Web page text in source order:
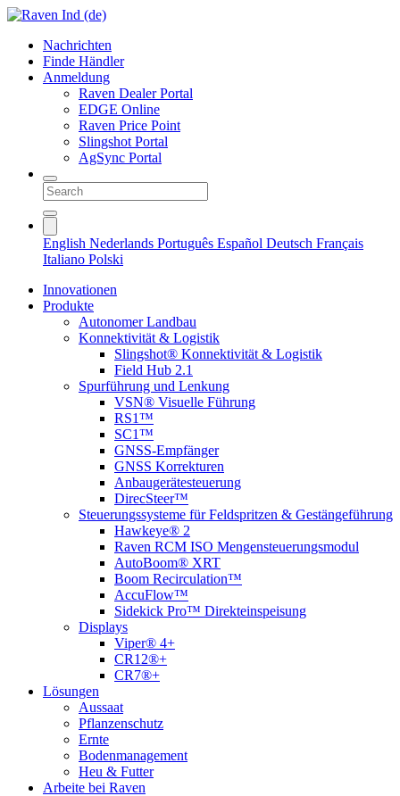
Nachrichten
Finde Händler
Anmeldung
Raven Dealer Portal
EDGE Online
Raven Price Point
Slingshot Portal
AgSync Portal
English Nederlands Português Español Deutsch Français
Italiano Polski
Innovationen
Produkte
Autonomer Landbau
Konnektivität & Logistik
Slingshot® Konnektivität & Logistik
Field Hub 2.1
Spurführung und Lenkung
VSN® Visuelle Führung
RS1™
SC1™
GNSS-Empfänger
GNSS Korrekturen
Anbaugerätesteuerung
DirecSteer™
Steuerungssysteme für Feldspritzen & Gestängeführung
Hawkeye® 2
Raven RCM ISO Mengensteuerungsmodul
AutoBoom® XRT
Boom Recirculation™
AccuFlow™
Sidekick Pro™ Direkteinspeisung
Displays
Viper® 4+
CR12®+
CR7®+
Lösungen
Aussaat
Pflanzenschutz
Ernte
Bodenmanagement
Heu & Futter
Arbeite bei Raven